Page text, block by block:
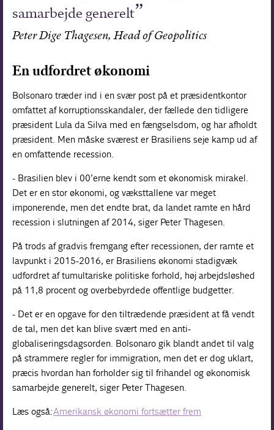
samarbejde generelt
Peter Dige Thagesen, Head of Geopolitics
En udfordret økonomi
Bolsonaro træder ind i en svær post på et præsidentkontor
omfattet af korruptionsskandaler, der fællede den tidligere
præsident Lula da Silva med en fængselsdom, og har afholdt
præsident. Men måske sværest er Brasiliens seje kamp ud af
en omfattende recession.
- Brasilien blev i 00’erne kendt som et økonomisk mirakel.
Det er en stor økonomi, og væksttallene var meget
imponerende, men det endte brat, da landet ramte en hård
recession i slutningen af 2014, siger Peter Thagesen.
På trods af gradvis fremgang efter recessionen, der ramte et
lavpunkt i 2015-2016, er Brasiliens økonomi stadigvæk
udfordret af tumultariske politiske forhold, høj arbejdsløshed
på 11,8 procent og overbebyrdede offentlige budgetter.
- Det er en opgave for den tiltrædende præsident at få vendt
de tal, men det kan blive svært med en anti-
globaliseringsdagsorden. Bolsonaro gik blandt andet til valg
på strammere regler for immigration, men det er dog uklart,
præcis hvordan han forholder sig til frihandel og økonomisk
samarbejde generelt, siger Peter Thagesen.
Læs også:Amerikansk økonomi fortsætter frem